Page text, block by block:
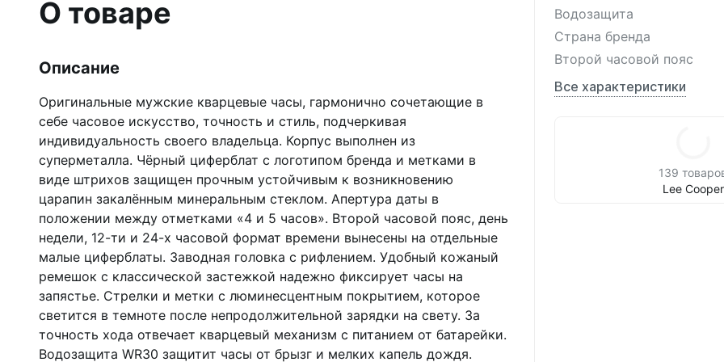
Водозащита
Страна бренда
Второй часовой пояс
Все характеристики
139
Lee Cooper
О товаре
Описание
Оригинальные мужские кварцевые часы, гармонично сочетающие в
себе часовое искусство, точность и стиль, подчеркивая
индивидуальность своего владельца. Корпус выполнен из
суперметалла. Чёрный циферблат с логотипом бренда и метками в
виде штрихов защищен прочным устойчивым к возникновению
царапин закалённым минеральным стеклом. Апертура даты в
положении между отметками «4 и 5 часов». Второй часовой пояс, день
недели, 12-ти и 24-х часовой формат времени вынесены на отдельные
малые циферблаты. Заводная головка с рифлением. Удобный кожаный
ремешок с классической застежкой надежно фиксирует часы на
запястье. Стрелки и метки с люминесцентным покрытием, которое
светится в темноте после непродолжительной зарядки на свету. За
точность хода отвечает кварцевый механизм с питанием от батарейки.
Водозащита WR30 защитит часы от брызг и мелких капель дождя.